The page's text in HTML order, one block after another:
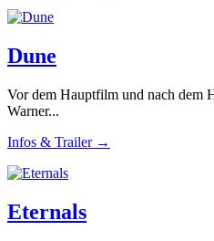
Dune
Vor dem Hauptfilm und nach dem
Warner...
Infos & Trailer →
Eternals